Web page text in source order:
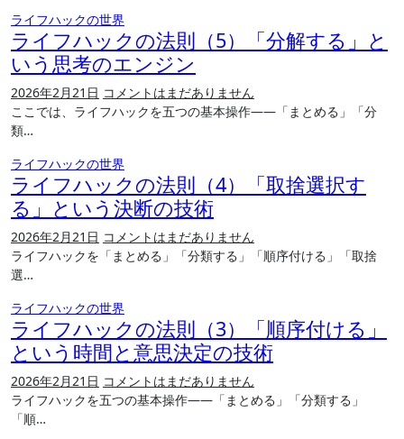
ライフハックの世界
ライフハックの法則（5）「分解する」と
いう思考のエンジン
2026年2月21日 コメントはまだありません
ここでは、ライフハックを五つの基本操作――「まとめる」「分
類…
ライフハックの世界
ライフハックの法則（4）「取捨選択す
る」という決断の技術
2026年2月21日 コメントはまだありません
ライフハックを「まとめる」「分類する」「順序付ける」「取捨
選…
ライフハックの世界
ライフハックの法則（3）「順序付ける」
という時間と意思決定の技術
2026年2月21日 コメントはまだありません
ライフハックを五つの基本操作――「まとめる」「分類する」
「順…